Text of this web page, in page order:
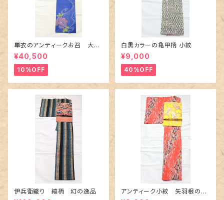
単衣のアンティークお召 大輪
の薔薇柄柄
¥40,500
10%OFF
白黒カラーの亀甲柄 小紋
¥9,000
40%OFF
伊兵衛織り 縞柄 幻の逸品
アンティーク小紋 矢羽根の地